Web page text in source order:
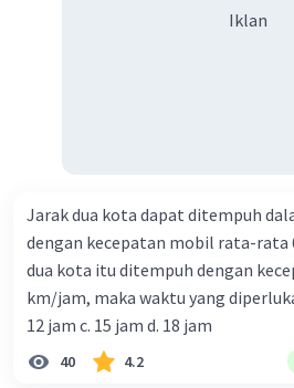
Iklan
Jarak dua kota dapat ditempuh
dengan kecepatan mobil rata-rata
dua kota itu ditempuh dengan
km/jam, maka waktu yang diperlukan
12 jam c. 15 jam d. 18 jam
40 4.2